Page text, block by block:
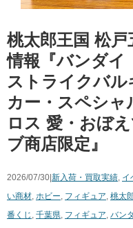
桃太郎王国 松戸
情報『バンダ
ストライクバル
カー・スペシャ
ロス ​愛・おぼ
ブ商店限定』
2026/07/30| 新入荷・買取実績, イ
い商材, ホビー, フィギュア, 桃太
番くじ , 千葉県, フィギュア, バン